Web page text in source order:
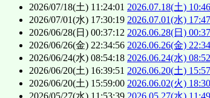
2026/07/18(土) 11:24:01 2026.07.18(土)
2026/07/01(水) 17:30:19 2026.07.01(水)
2026/06/28(日) 00:37:12 2026.06.28(日)
2026/06/26(金) 22:34:56 2026.06.26(金)
2026/06/24(水) 08:54:18 2026.06.24(水)
2026/06/20(土) 16:39:51 2026.06.20(土)
2026/06/20(土) 15:59:00 2026.06.02(火)
2026/05/27(水) 11:53:39 2026.05.27(水)